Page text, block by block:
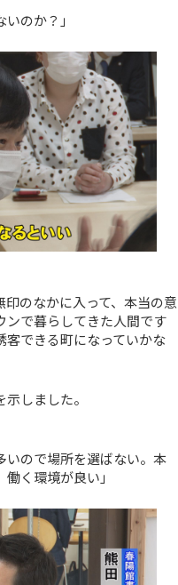
のか？」
印のなかに入って、本当の意
ンで暮らしてきた人間です
客できる町になっていかな
しました。
いので場所を選ばない。本
く環境が良い」